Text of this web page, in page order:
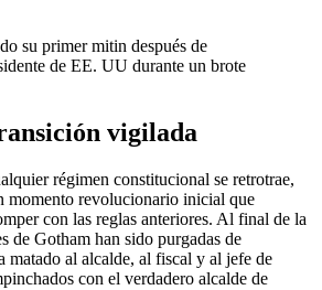
su primer mitin después de
de EE. UU durante un brote
vigilada
régimen constitucional se retrotrae,
momento revolucionario inicial que
con las reglas anteriores. Al final de la
de Gotham han sido purgadas de
al alcalde, al fiscal y al jefe de
con el verdadero alcalde de